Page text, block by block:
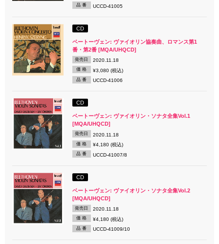
品 番 UCCD-41005
CD
ベートーヴェン: ヴァイオリン協奏曲、ロマンス第1
番・第2番 [MQA/UHQCD]
発売日 2020.11.18
価 格 ¥3,080 (税込)
品 番 UCCD-41006
CD
ベートーヴェン: ヴァイオリン・ソナタ全集Vol.1
[MQA/UHQCD]
発売日 2020.11.18
価 格 ¥4,180 (税込)
品 番 UCCD-41007/8
CD
ベートーヴェン: ヴァイオリン・ソナタ全集Vol.2
[MQA/UHQCD]
発売日 2020.11.18
価 格 ¥4,180 (税込)
品 番 UCCD-41009/10